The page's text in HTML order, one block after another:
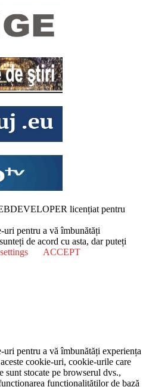
licențiat pentru
uri pentru a vă îmbunătăți
de acord cu asta, dar puteți
ACCEPT
pentru a vă îmbunătăți experiența
cookie-uri, cookie-urile care
sunt stocate pe browserul dvs.,
funcționalităților de bază